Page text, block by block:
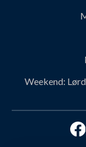
Weekend: